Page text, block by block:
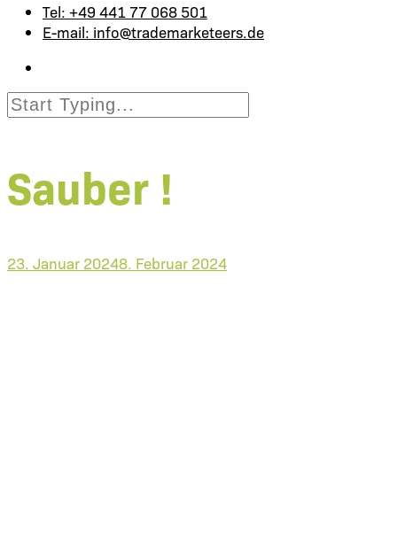
Tel: +49 441 77 068 501
E-mail: info@trademarketeers.de
Sauber !
23. Januar 20248. Februar 2024